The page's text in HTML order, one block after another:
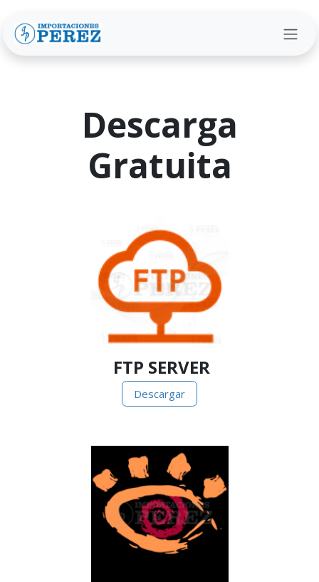
Descarga
Gratuita
FTP SERVER
Descargar